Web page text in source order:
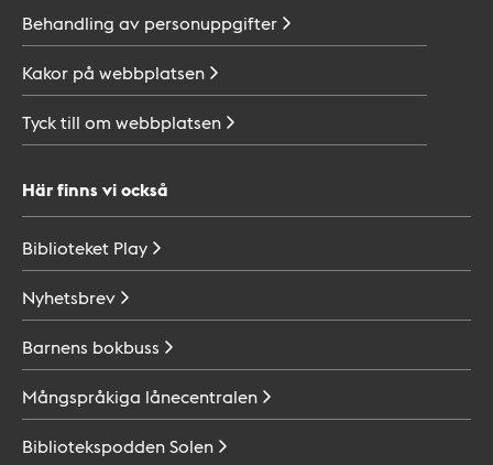
Behandling av personuppgifter
Kakor på webbplatsen
Tyck till om webbplatsen
Här finns vi också
Biblioteket Play
Nyhetsbrev
Barnens bokbuss
Mångspråkiga lånecentralen
BibliotekspoddenSolen